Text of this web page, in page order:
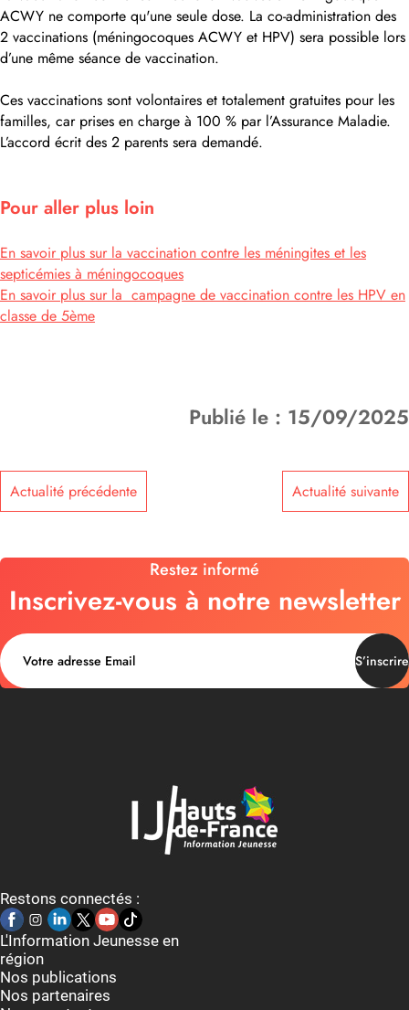
ACWY ne comporte qu'une seule dose. La co-administration des
2 vaccinations (méningocoques ACWY et HPV) sera possible lors
d’une même séance de vaccination.
Ces vaccinations sont volontaires et totalement gratuites pour les
familles, car prises en charge à 100 % par l’Assurance Maladie.
L’accord écrit des 2 parents sera demandé.
Pour aller plus loin
En savoir plus sur la vaccination contre les méningites et les
septicémies à méningocoques
En savoir plus sur la campagne de vaccination contre les HPV en
classe de 5ème
Publié le : 15/09/2025
Actualité précédente Actualité suivante
Restez informé
Inscrivez-vous à notre newsletter
S’inscrire
Restons connectés :
L'Information Jeunesse en
région
Nos publications
Nos partenaires